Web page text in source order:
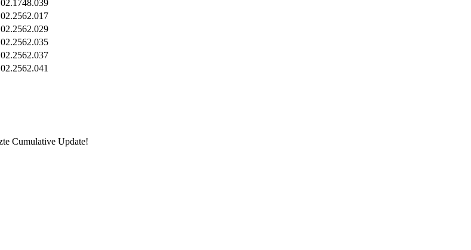
Cumulative Update!